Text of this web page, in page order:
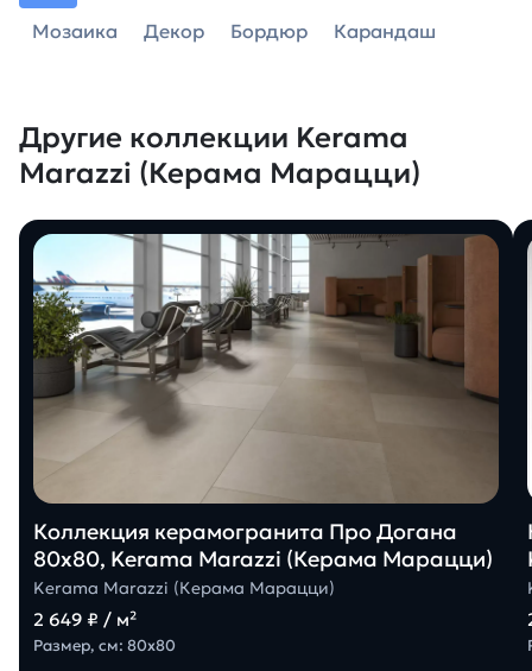
Мозаика
Декор Бордюр Карандаш
Другие коллекции Kerama
Marazzi (Керама Марацци)
Коллекция керамогранита Про Догана
80х80, Kerama Marazzi (Керама Марацци)
Kerama Marazzi (Керама Марацци)
2 649 ₽ / м²
Размер, см: 80х80